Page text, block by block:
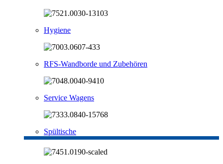
Hygiene
RFS-Wandborde und Zubehören
Service Wagens
Spültische